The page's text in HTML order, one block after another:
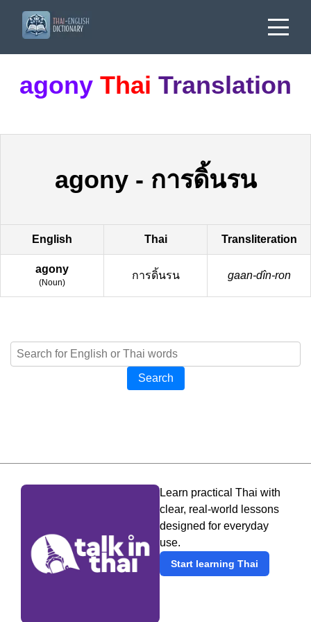
agony Thai Translation
agony- การดิ้นรน
English Thai Transliteration
agony
(Noun)
การดิ้นรน gaan-dîn-ron
Search
Learn practical Thai with
clear, real-world lessons
designed for everyday
use.
Start learning Thai